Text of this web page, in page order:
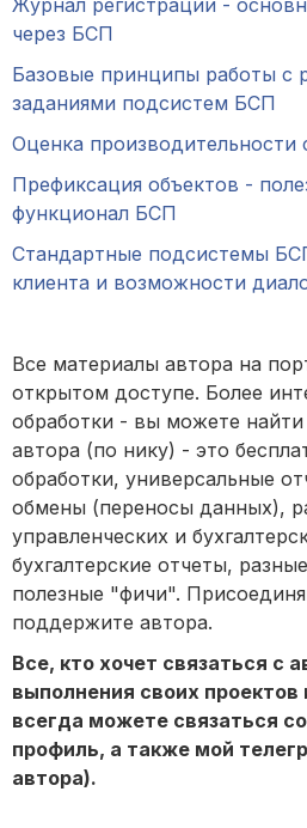
Журнал регистрации -
через БСП
Базовые принципы работы с
заданиями подсистем БСП
Оценка
Префиксация объектов -
функционал БСП
Стандартные подсистемы
клиента и возможности
Все материалы автора на
открытом доступе. Более
обработки - вы можете найти
автора (по нику) - это
обработки, универсальные
обмены (переносы данных),
управленческих и
бухгалтерские отчеты,
полезные "фичи".
поддержите автора.
Все, кто хочет связаться с
выполнения своих
всегда можете связаться
профиль, а также мой
автора).